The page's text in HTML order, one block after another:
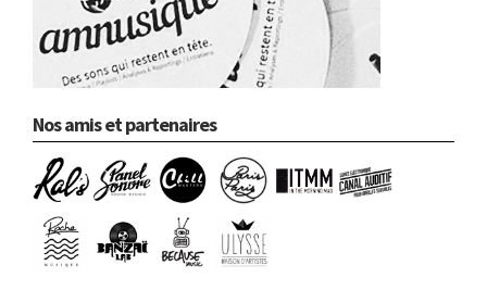
Nos amis et partenaires